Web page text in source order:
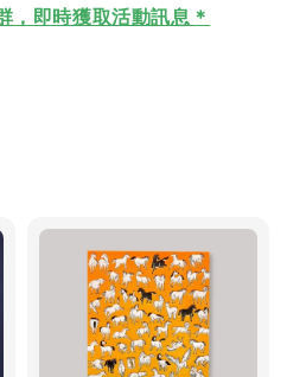
，即時獲取活動訊息＊